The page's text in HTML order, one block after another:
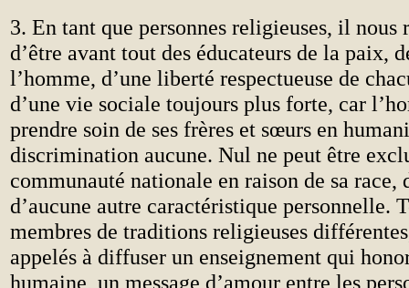
3. En tant que personnes religieuses, il nous
d’être avant tout des éducateurs de la paix,
l’homme, d’une liberté respectueuse de
d’une vie sociale toujours plus forte, car
prendre soin de ses frères et sœurs en
discrimination aucune. Nul ne peut être
communauté nationale en raison de sa race,
d’aucune autre caractéristique personnelle.
membres de traditions religieuses
appelés à diffuser un enseignement qui
humaine, un message d’amour entre les